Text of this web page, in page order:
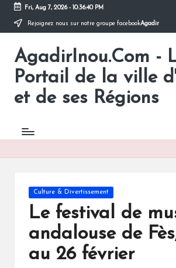
Skip
content
Fri, Aug 7, 2026- 10:36:41 PM
Rejoignez nous sur notre groupe facebookAgadir
AgadirInou.Com -
Portail de la ville
et de ses Régions
Toute
l'actualité
ville
en
un
Posted
in
Culture & Divertissement
Le festival de
andalouse de
au 26 février